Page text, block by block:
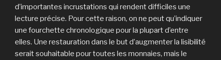
d’importantes incrustations qui rendent difficiles une
lecture précise. Pour cette raison, on ne peut qu’indiquer
une fourchette chronologique pour la plupart d’entre
elles. Une restauration dans le but d’augmenter la lisibilité
serait souhaitable pour toutes les monnaies, mais le